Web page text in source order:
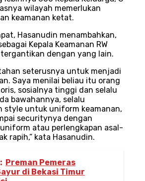
wilayah memerlukan
keamanan ketat.
Hasanudin menambahkan,
Kepala Keamanan RW
dengan yang lain.
seterusnya untuk menjadi
Saya menilai beliau itu orang
sosialnya tinggi dan selalu
bawahannya, selalu
style untuk uniform keamanan,
securitynya dengan
atau perlengkapan asal-
rapih,” kata Hasanudin.
Preman Pemeras
di Bekasi Timur